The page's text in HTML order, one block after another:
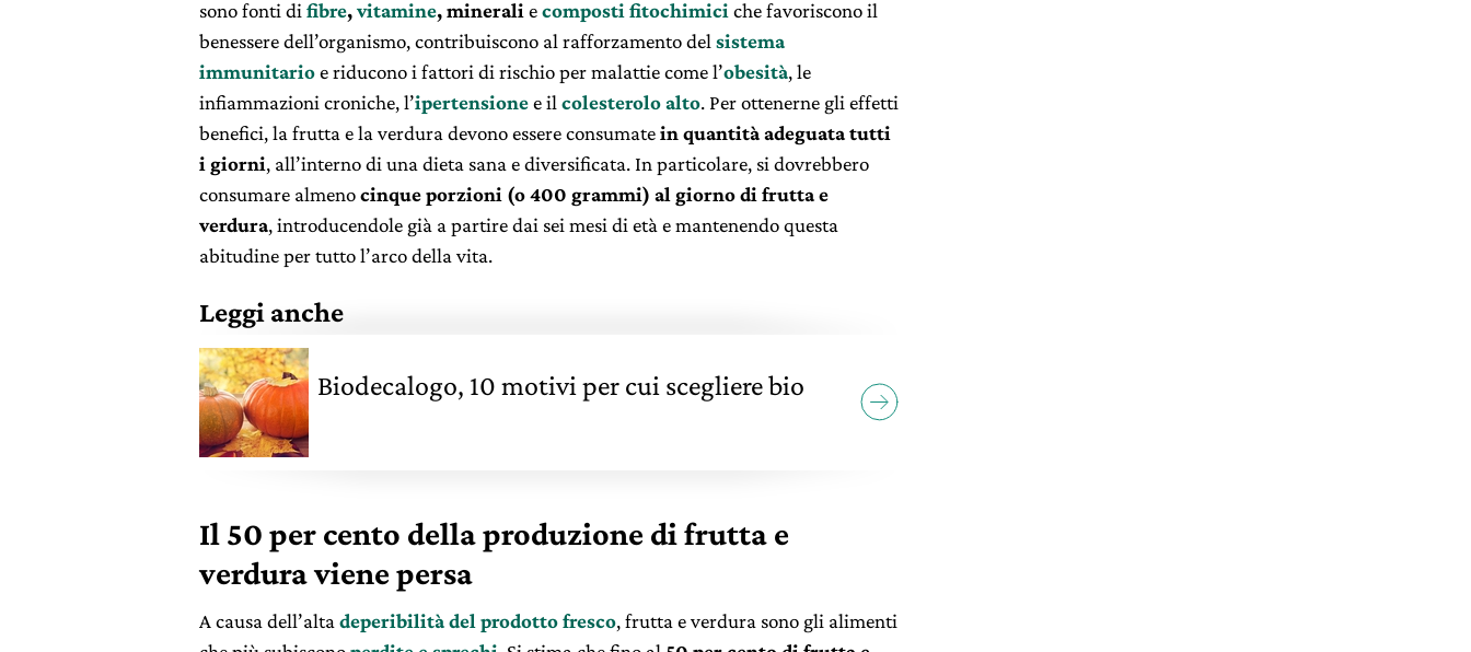
sono fonti di fibre,vitamine, minerali ecomposti fitochimici che favoriscono il
benessere dell’organismo, contribuiscono al rafforzamento del sistema
immunitarioe riducono i fattori di rischio per malattie come l’obesità, le
infiammazioni croniche, l’ipertensionee il colesterolo alto. Per ottenerne gli effetti
benefici, la frutta e la verdura devono essere consumatein quantità adeguata tutti
i giorni, all’interno di una dieta sana e diversificata. In particolare, si dovrebbero
consumare almenocinque porzioni (o 400 grammi) al giorno di frutta e
verdura, introducendole già a partire dai sei mesi di età e mantenendo questa
abitudine per tutto l’arco della vita.
Leggi anche
Biodecalogo, 10 motivi per cui scegliere bio
Il 50 per cento della produzione di frutta e
verdura viene persa
A causa dell’alta deperibilità del prodotto fresco, frutta e verdura sono gli alimenti